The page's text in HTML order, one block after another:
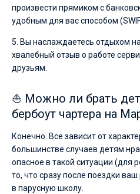
произвести прямиком с
удобным для вас способом
5. Вы наслаждаетесь отдыхом
хвалебный отзыв о работе
друзьям.
⛵ Можно ли брать
бербоут чартера на
Конечно. Все зависит от
большинстве случаев детям
опасное в такой ситуации (для
то, что сразу после поездки
в парусную школу.